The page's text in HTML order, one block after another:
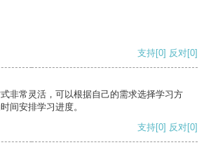
支持[0] 反对[0]
非常灵活，可以根据自己的需求选择学习方
间安排学习进度。
支持[0] 反对[0]